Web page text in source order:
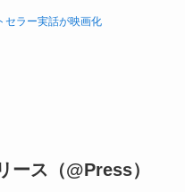
セラー実話が映画化
ース（@Press）